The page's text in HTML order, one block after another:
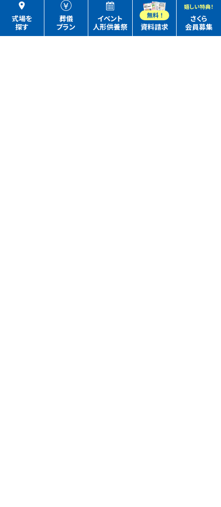
式場を
探す
葬儀
プラン
イベント
人形供養祭
資料請求
嬉しい特典！
さくら
会員募集